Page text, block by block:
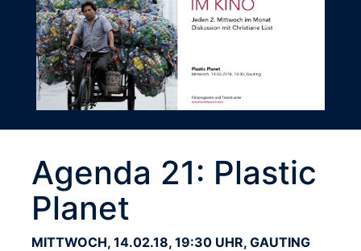
Agenda 21: Plastic
Planet
MITTWOCH, 14.02.18, 19:30 UHR, GAUTING